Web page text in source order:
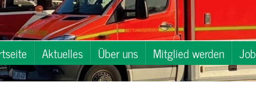
Aktuelles Über uns Mitglied werden